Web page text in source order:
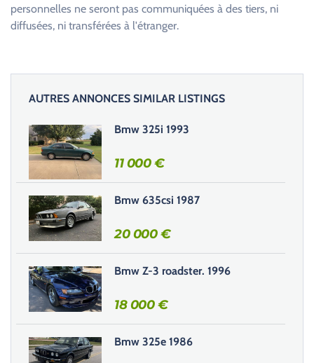
a
s
s
r
c
e
c
h
a
m
p
v
i
d
personnelles ne seront pas communiquées à des tiers, ni
diffusées, ni transférées à l'étranger.
AUTRES ANNONCES SIMILAR LISTINGS
Bmw 325i 1993
11 000€
Bmw 635csi 1987
20 000€
Bmw Z-3 roadster. 1996
18 000€
Bmw 325e 1986